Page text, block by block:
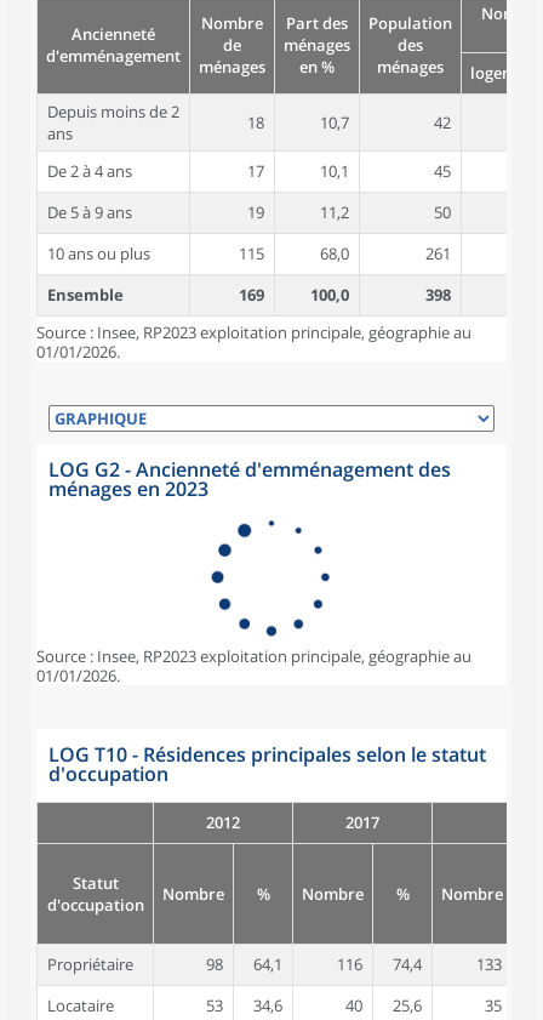
Ancienneté
d'emménagement
Nombre
de
ménages
Part des
ménages
en %
Population
des
ménages
logement
Depuis moins de 2
ans
18 10,7 42
De 2 à 4 ans 17 10,1 45
De 5 à 9 ans
19 11,2 50
10 ans ou plus
115 68,0 261
Ensemble
169 100,0 398
Source : Insee, RP2023 exploitation principale, géographie au
01/01/2026.
LOG G2 - Ancienneté d'emménagement des
ménages en 2023
Source : Insee, RP2023 exploitation principale, géographie au
01/01/2026.
LOG T10 - Résidences principales selon le statut
d'occupation
2012 2017
Statut
d'occupation
Nombre % Nombre % Nombre
Propriétaire 98 64,1 116 74,4 133
Locataire
53 34,6 40 25,6 35